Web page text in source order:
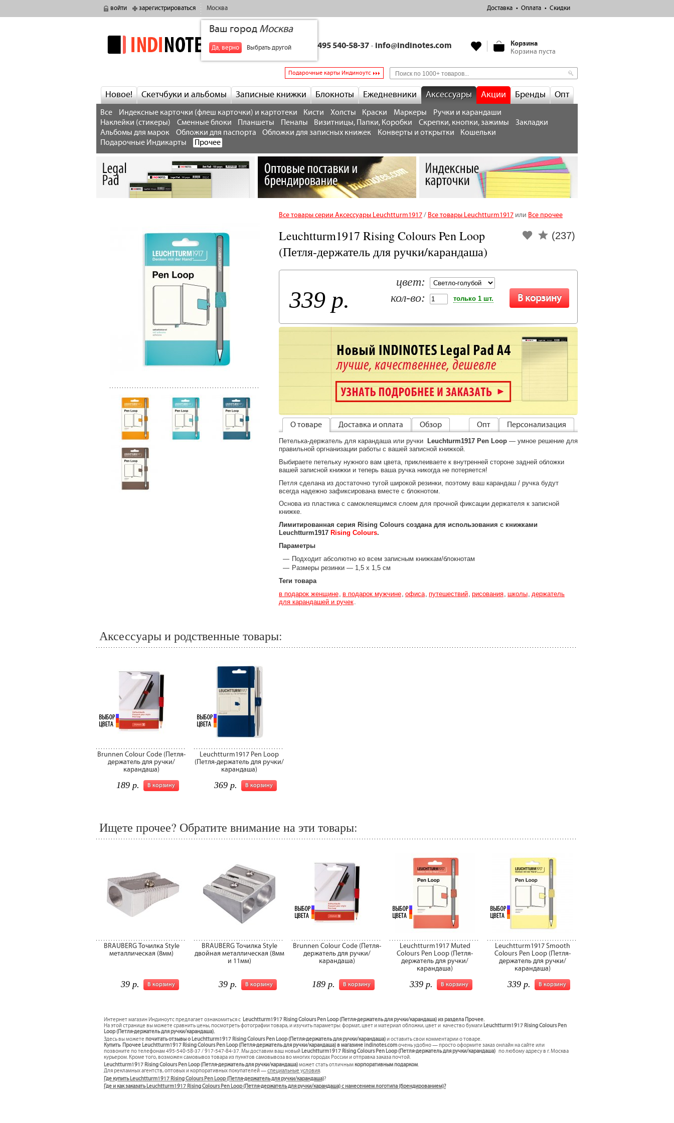
войти зарегистрироваться Москва
Ваш город Москва
Да, верно Выбрать другой
Доставка Оплата Скидки
indinotes
Корзина
Корзина пуста
+7 495 540-58-37 • info@indinotes.com
Подарочные карты Индиноутс
Новое! Скетчбуки и альбомы Записные книжки Блокноты Ежедневники Аксессуары Акции Бренды Опт
Все Индексные карточки (флеш карточки) и картотеки Кисти Холсты Краски Маркеры
Ручки и карандаши
Наклейки (стикеры)
Сменные блоки Планшеты Пеналы Визитницы, Папки, Коробки Скрепки, кнопки, зажимы
Закладки
Альбомы для марок
Обложки для паспорта Обложки для записных книжек Конверты и открытки
Кошельки
Подарочные Индикарты
Прочее
Все товары серии Аксессуары Leuchtturm1917/ Все товары Leuchtturm1917 или Все прочее
(237)
Leuchtturm1917 Rising Colours Pen Loop
(Петля-держатель для ручки/карандаша)
339 р.
цвет:
кол-во:
только 1 шт.
О товаре Доставка и оплата Персонализация
Опт
Обзор
Петелька-держатель для карандаша или ручки Leuchturm1917 Pen Loop — умное решение для
правильной оргнанизации работы с вашей записной книжкой.
Выбираете петельку нужного вам цвета, приклеиваете к внутренней стороне задней обложки
вашей записной книжки и теперь ваша ручка никогда не потеряется!
Петля сделана из достаточно тугой широкой резинки, поэтому ваш карандаш / ручка будут
всегда надежно зафиксирована вместе с блокнотом.
Основа из пластика с самоклеящимся слоем для прочной фиксации держателя к записной
книжке.
Лимитированная серия Rising Colours создана для использования с книжками
Leuchtturm1917 Rising Colours.
Параметры
Подходит абсолютно ко всем записным книжкам/блокнотам
Размеры резинки — 1,5 х 1,5 см
Теги товара
в подарок женщине в подарок мужчине офиса путешествий рисования школы держатель
для карандашей и ручек
Аксессуары и родственные товары:
Brunnen Colour Code (Петля-
держатель для ручки/
карандаша)
В корзину
189 р.
Leuchtturm1917 Pen Loop
(Петля-держатель для ручки/
карандаша)
В корзину
369 р.
Ищете прочее? Обратите внимание на эти товары:
BRAUBERG Точилка Style
металлическая (8мм)
В корзину
39 р.
BRAUBERG Точилка Style
двойная металлическая (8мм
и 11мм)
В корзину
39 р.
Brunnen Colour Code (Петля-
держатель для ручки/
карандаша)
В корзину
189 р.
Leuchtturm1917 Muted
Colours Pen Loop (Петля-
держатель для ручки/
карандаша)
В корзину
339 р.
Leuchtturm1917 Smooth
Colours Pen Loop (Петля-
держатель для ручки/
карандаша)
В корзину
339 р.
Интернет магазин Индиноутс предлагает ознакомиться с Leuchtturm1917 Rising Colours Pen Loop (Петля-держатель для ручки/карандаша) из раздела Прочее.
На этой странице вы можете сравнить цены, посмотреть фотографии товара, и изучить параметры: формат, цвет и материал обложки, цвет и качество бумаги Leuchtturm1917 Rising Colours Pen
Loop (Петля-держатель для ручки/карандаша).
Здесь вы можете почитать отзывы о Leuchtturm1917 Rising Colours Pen Loop (Петля-держатель для ручки/карандаша)и оставить свои комментарии о товаре.
Купить Прочее Leuchtturm1917 Rising Colours Pen Loop (Петля-держатель для ручки/карандаша) в магазине indinotes.comочень удобно — просто оформите заказ онлайн на сайте или
позвоните по телефонам 495-540-58-37 / 917-547-84-37. Мы доставим ваш новый Leuchtturm1917 Rising Colours Pen Loop (Петля-держатель для ручки/карандаша) по любому адресу в г. Москва
курьером. Кроме того, возможен самовывоз товара из пунктов самовывоза во многих городах России и отправка заказа почтой.
Leuchtturm1917 Rising Colours Pen Loop (Петля-держатель для ручки/карандаша)может стать отличным корпоративным подарком.
Для рекламных агентств, оптовых и корпоративных покупателей —специальные условия.
Где купить Leuchtturm1917 Rising Colours Pen Loop (Петля-держатель для ручки/карандаша)?
Где и как заказать Leuchtturm1917 Rising Colours Pen Loop (Петля-держатель для ручки/карандаша) с нанесением логотипа (брендированием)?